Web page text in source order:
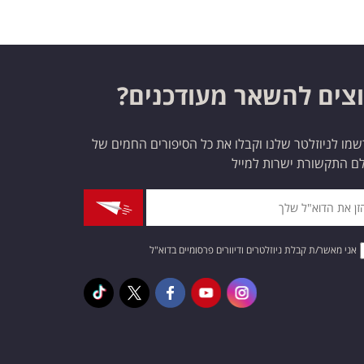
להשאר מעודכנים?
לניוזלטר שלנו וקבלו את כל הסיפורים החמים של
התקשורת ישרות למייל
אני מאשר/ת קבלת ניוזלטרים ודיוורים פרסומיים בדוא"ל